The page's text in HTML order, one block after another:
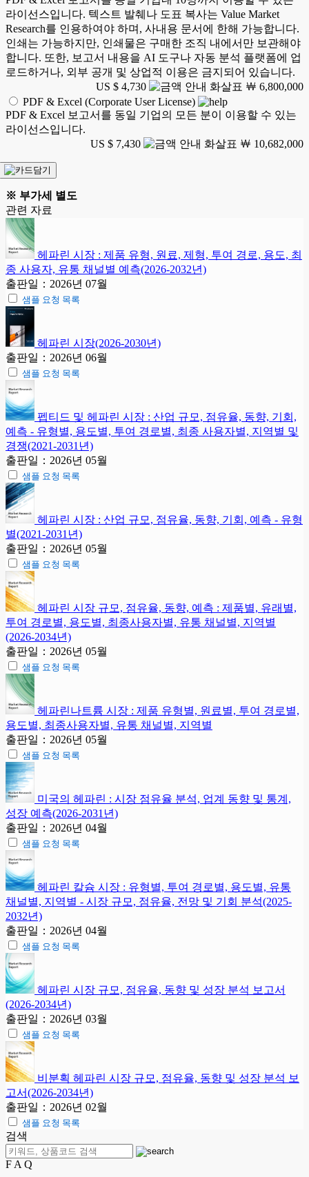
라이선스입니다. 텍스트 발췌나 도표 복사는 Value Market
Research를 인용하여야 하며, 사내용 문서에 한해 가능합니다.
인쇄는 가능하지만, 인쇄물은 구매한 조직 내에서만 보관해야
합니다. 또한, 보고서 내용을 AI 도구나 자동 분석 플랫폼에 업
로드하거나, 외부 공개 및 상업적 이용은 금지되어 있습니다.
US $ 4,730
￦ 6,800,000
PDF & Excel (Corporate User License)
PDF & Excel 보고서를 동일 기업의 모든 분이 이용할 수 있는
라이선스입니다.
US $ 7,430
￦ 10,682,000
※ 부가세 별도
관련 자료
헤파린 시장 : 제품 유형, 원료, 제형, 투여 경로, 용도, 최
종 사용자, 유통 채널별 예측(2026-2032년)
출판일：2026년 07월
샘플 요청 목록
헤파린 시장(2026-2030년)
출판일：2026년 06월
샘플 요청 목록
펩티드 및 헤파린 시장 : 산업 규모, 점유율, 동향, 기회,
예측 - 유형별, 용도별, 투여 경로별, 최종 사용자별, 지역별 및
경쟁(2021-2031년)
출판일：2026년 05월
샘플 요청 목록
헤파린 시장 : 산업 규모, 점유율, 동향, 기회, 예측 - 유형
별(2021-2031년)
출판일：2026년 05월
샘플 요청 목록
헤파린 시장 규모, 점유율, 동향, 예측 : 제품별, 유래별,
투여 경로별, 용도별, 최종사용자별, 유통 채널별, 지역별
(2026-2034년)
출판일：2026년 05월
샘플 요청 목록
헤파린나트륨 시장 : 제품 유형별, 원료별, 투여 경로별,
용도별, 최종사용자별, 유통 채널별, 지역별
출판일：2026년 05월
샘플 요청 목록
미국의 헤파린 : 시장 점유율 분석, 업계 동향 및 통계,
성장 예측(2026-2031년)
출판일：2026년 04월
샘플 요청 목록
헤파린 칼슘 시장 : 유형별, 투여 경로별, 용도별, 유통
채널별, 지역별 - 시장 규모, 점유율, 전망 및 기회 분석(2025-
2032년)
출판일：2026년 04월
샘플 요청 목록
헤파린 시장 규모, 점유율, 동향 및 성장 분석 보고서
(2026-2034년)
출판일：2026년 03월
샘플 요청 목록
비분획 헤파린 시장 규모, 점유율, 동향 및 성장 분석 보
고서(2026-2034년)
출판일：2026년 02월
샘플 요청 목록
검색
F A Q